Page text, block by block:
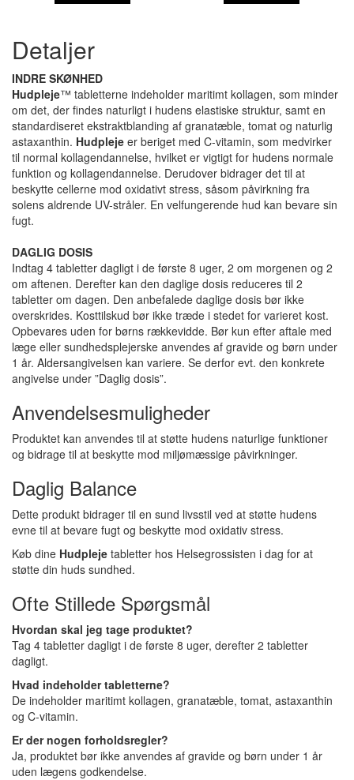
Detaljer
INDRE SKØNHED
Hudpleje™ tabletterne indeholder maritimt kollagen, som minder
om det, der findes naturligt i hudens elastiske struktur, samt en
standardiseret ekstraktblanding af granatæble, tomat og naturlig
astaxanthin. Hudpleje er beriget med C-vitamin, som medvirker
til normal kollagendannelse, hvilket er vigtigt for hudens normale
funktion og kollagendannelse. Derudover bidrager det til at
beskytte cellerne mod oxidativt stress, såsom påvirkning fra
solens aldrende UV-stråler. En velfungerende hud kan bevare sin
fugt.
DAGLIG DOSIS
Indtag 4 tabletter dagligt i de første 8 uger, 2 om morgenen og 2
om aftenen. Derefter kan den daglige dosis reduceres til 2
tabletter om dagen. Den anbefalede daglige dosis bør ikke
overskrides. Kosttilskud bør ikke træde i stedet for varieret kost.
Opbevares uden for børns rækkevidde. Bør kun efter aftale med
læge eller sundhedsplejerske anvendes af gravide og børn under
1 år. Aldersangivelsen kan variere. Se derfor evt. den konkrete
angivelse under ”Daglig dosis”.
Anvendelsesmuligheder
Produktet kan anvendes til at støtte hudens naturlige funktioner
og bidrage til at beskytte mod miljømæssige påvirkninger.
Daglig Balance
Dette produkt bidrager til en sund livsstil ved at støtte hudens
evne til at bevare fugt og beskytte mod oxidativ stress.
Køb dine Hudpleje tabletter hos Helsegrossisten i dag for at
støtte din huds sundhed.
Ofte Stillede Spørgsmål
Hvordan skal jeg tage produktet?
Tag 4 tabletter dagligt i de første 8 uger, derefter 2 tabletter
dagligt.
Hvad indeholder tabletterne?
De indeholder maritimt kollagen, granatæble, tomat, astaxanthin
og C-vitamin.
Er der nogen forholdsregler?
Ja, produktet bør ikke anvendes af gravide og børn under 1 år
uden lægens godkendelse.